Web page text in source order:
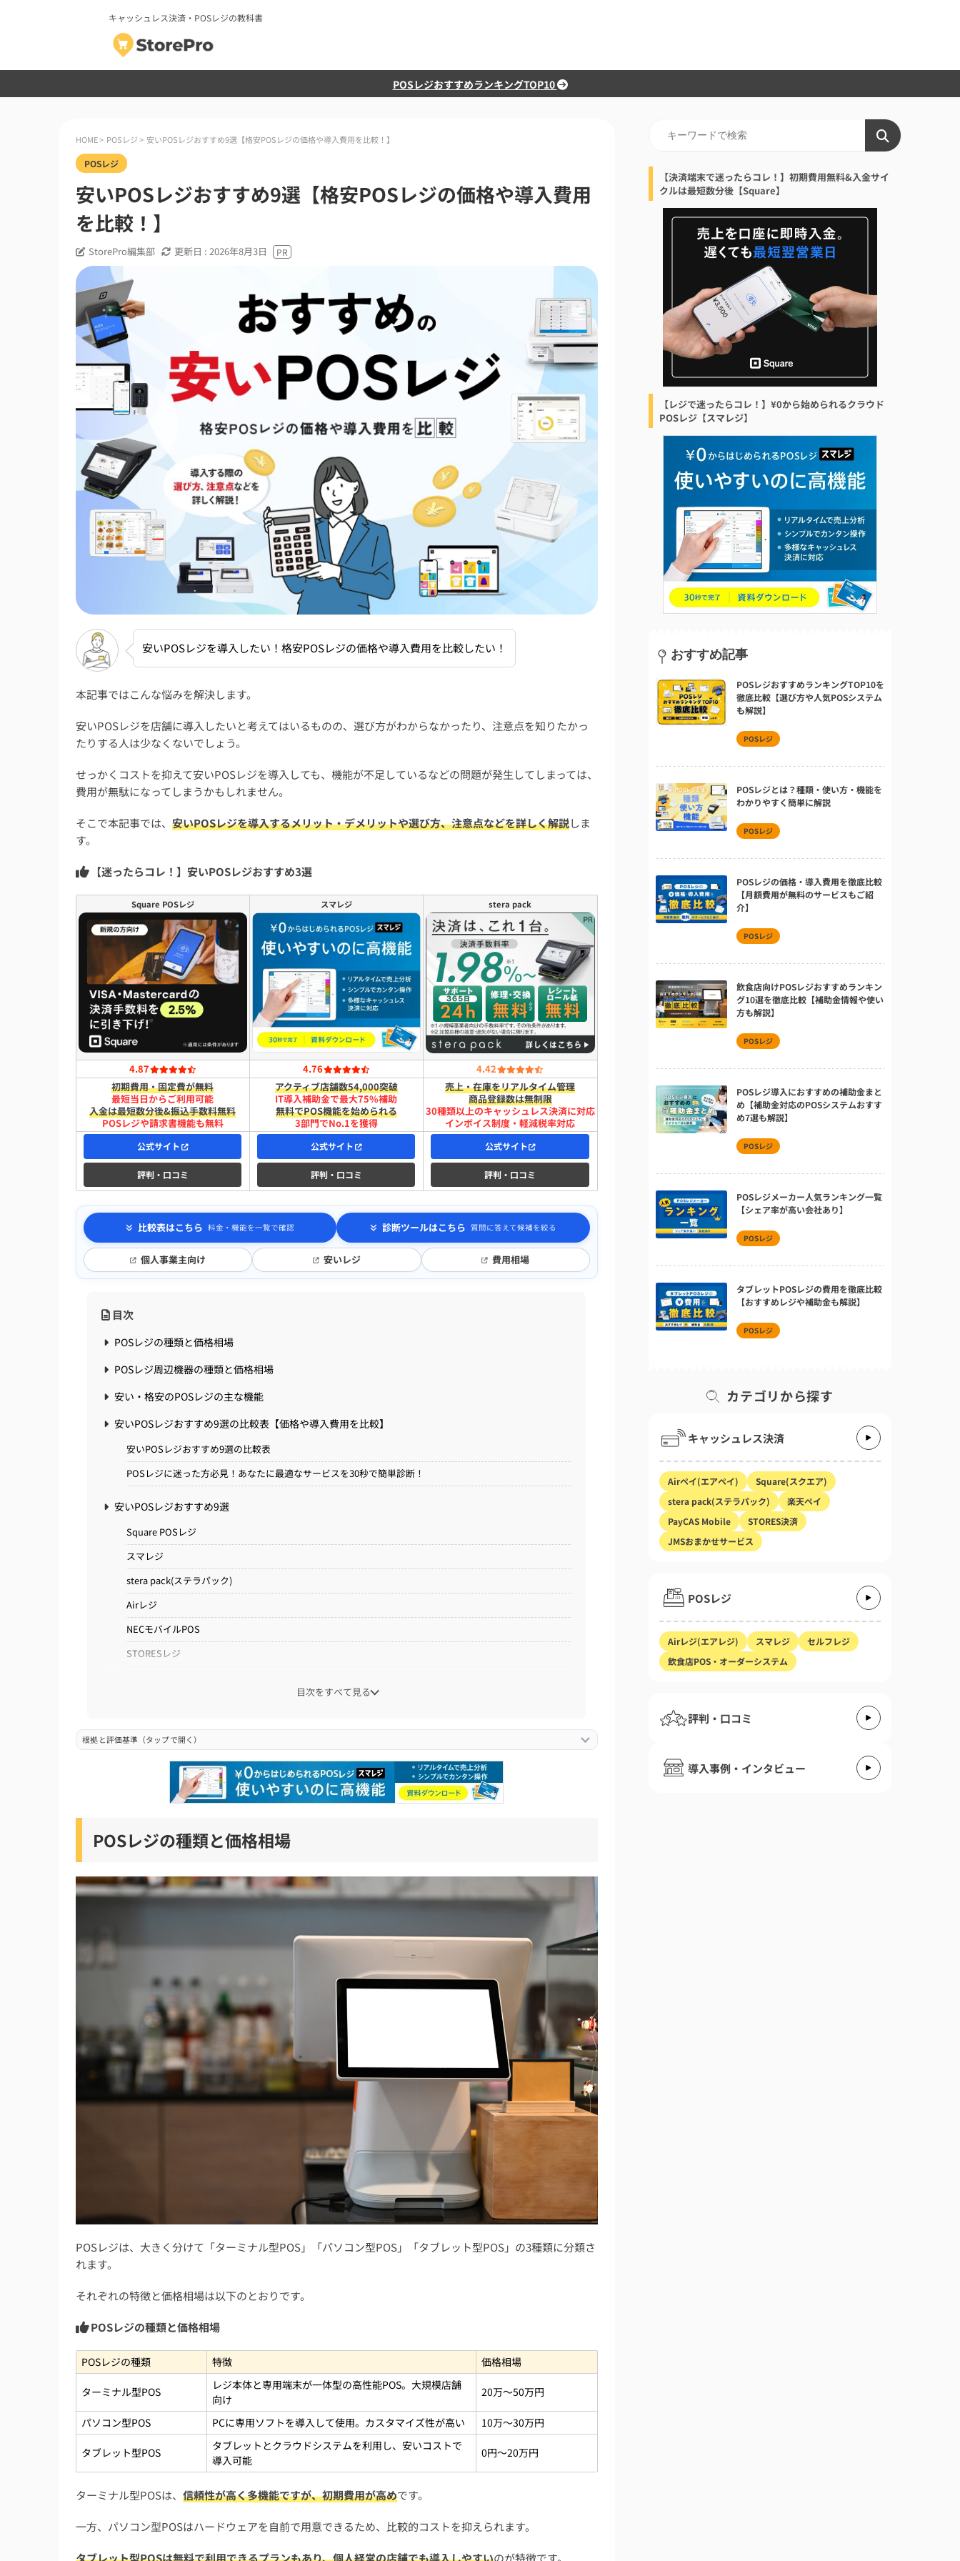
キャッシュレス決済・POSレジの教科書
POSレジおすすめランキングTOP10
HOME> POSレジ> 安いPOSレジおすすめ9選【格安POSレジの価格や導入費用を比較！】
POSレジ
安いPOSレジおすすめ9選【格安POSレジの価格や導入費用
を比較！】
StorePro編集部 更新日 : 2026年8月3日
安いPOSレジを導入したい！格安POSレジの価格や導入費用を比較したい！
本記事ではこんな悩みを解決します。
安いPOSレジを店舗に導入したいと考えてはいるものの、選び方がわからなかったり、注意点を知りたかっ
たりする人は少なくないでしょう。
せっかくコストを抑えて安いPOSレジを導入しても、機能が不足しているなどの問題が発生してしまっては、
費用が無駄になってしまうかもしれません。
そこで本記事では、 安いPOSレジを導入するメリット・デメリットや選び方、注意点などを詳しく解説しま
す。
【迷ったらコレ！】安いPOSレジおすすめ3選
Square POSレジ スマレジ stera pack
4.87 4.76
4.42
初期費用・固定費が無料
最短​当日から​ご利用可能
入金は​最短​数分後&振込手数料無料
POSレジや請求書機能も無料
アクティブ店舗数54,000突破
IT導入補助金で最大75%補助
無料でPOS機能を始められる
3部門でNo.1を獲得
売上・在庫をリアルタイム管理
商品登録数は無制限
30種類以上のキャッシュレス決済に対応
インボイス制度・軽減税率対応
公式サイト
評判・口コミ
公式サイト
評判・口コミ
公式サイト
評判・口コミ
比較表はこちら 料金・機能を一覧で確認 診断ツールはこちら 質問に答えて候補を絞る
個人事業主向け 安いレジ 費用相場
目次
POSレジの種類と価格相場
POSレジ周辺機器の種類と価格相場
安い・格安のPOSレジの主な機能
安いPOSレジおすすめ9選の比較表【価格や導入費用を比較】
安いPOSレジおすすめ9選の比較表
POSレジに迷った方必見！あなたに最適なサービスを30秒で簡単診断！
安いPOSレジおすすめ9選
Square POSレジ
スマレジ
stera pack(ステラパック)
Airレジ
NECモバイルPOS
STORESレジ
安いPOSレジの口コミランキングを徹底比較
安いPOSレジの口コミ評点ランキングTOP5
安いPOSレジの口コミ評点ランキングTOP3【美容室・理容室】
安い・格安のPOSレジの選び方
安い・格安のPOSレジを導入するメリット・デメリット
安い・格安のPOSレジを導入するメリット
安い・格安のPOSレジを導入するデメリット
安い・格安のPOSレジの注意点
1. 運営会社のサポート体制が手薄なことがある
3. 顧客情報や売上データのセキュリティ対策も要確認
1. 無料プランの活用
安いPOSレジを導入する際におすすめの補助金
月額無料の安いPOSレジのおすすめは？
POSレジ導入で使える補助金のおすすめは？
POSレジ導入費用の相場は？
本体価格が無料の安いPOSレジのおすすめは？
POSレジの種類ごとの価格相場は？
安いPOSレジをお探しの方必見！POSレジ導入に関するお役立ち情報まとめ
POSレジ導入で顧客満足度45％向上、リピート率や業務効率にも明確な効果
POSレジ導入後のコスパ評価は中立が多数、費用対効果の改善余地も明確に
目次をすべて見る
根拠と評価基準（タップで開く）
POSレジの種類と価格相場
POSレジは、大きく分けて「ターミナル型POS」「パソコン型POS」「タブレット型POS」の3種類に分類さ
れます。
それぞれの特徴と価格相場は以下のとおりです。
POSレジの種類と価格相場
POSレジの種類 特徴 価格相場
ターミナル型POS
レジ本体と専用端末が一体型の高性能POS。大規模店舗
向け
20万～50万円
パソコン型POS PCに専用ソフトを導入して使用。カスタマイズ性が高い 10万～30万円
タブレット型POS
タブレットとクラウドシステムを利用し、安いコストで
導入可能
0円～20万円
ターミナル型POSは、 信頼性が高く多機能ですが、初期費用が高めです。
一方、パソコン型POSはハードウェアを自前で用意できるため、比較的コストを抑えられます。
タブレット型POSは無料で利用できるプランもあり、個人経営の店舗でも導入しやすいのが特徴です。
【決済端末で迷ったらコレ！】初期費用無料&入金サイ
クルは最短数分後【Square】
【レジで迷ったらコレ！】¥0から始められるクラウド
POSレジ【スマレジ】
おすすめ記事
POSレジおすすめランキングTOP10を
徹底比較【選び方や人気POSシステム
も解説】
POSレジ
POSレジとは？種類・使い方・機能を
わかりやすく簡単に解説
POSレジ
POSレジの価格・導入費用を徹底比較
【月額費用が無料のサービスもご紹
介】
POSレジ
飲食店向けPOSレジおすすめランキン
グ10選を徹底比較【補助金情報や使い
方も解説】
POSレジ
POSレジ導入におすすめの補助金まと
め【補助金対応のPOSシステムおすす
め7選も解説】
POSレジ
POSレジメーカー人気ランキング一覧
【シェア率が高い会社あり】
POSレジ
タブレットPOSレジの費用を徹底比較
【おすすめレジや補助金も解説】
POSレジ
カテゴリから探す
キャッシュレス決済
Airペイ(エアペイ)
Square(スクエア)
stera pack(ステラパック)
楽天ペイ
PayCAS Mobile
STORES決済
JMSおまかせサービス
POSレジ
Airレジ(エアレジ) スマレジ
セルフレジ
飲食店POS・オーダーシステム
評判・口コミ
導入事例・インタビュー